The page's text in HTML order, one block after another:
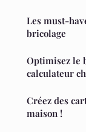
Les must-
bricolage
Optimisez le
calculateur
Créez des
maison !